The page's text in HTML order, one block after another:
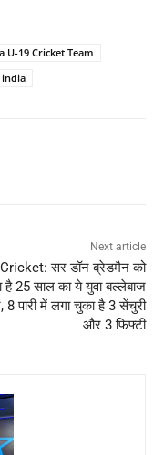
U-19 Cricket Team
Next article
सर डॉन ब्रेडमैन को
है 25 साल का ये युवा बल्लेबाज
पारी में लगा चुका है 3 सेंचुरी
और 3 फिफ्टी